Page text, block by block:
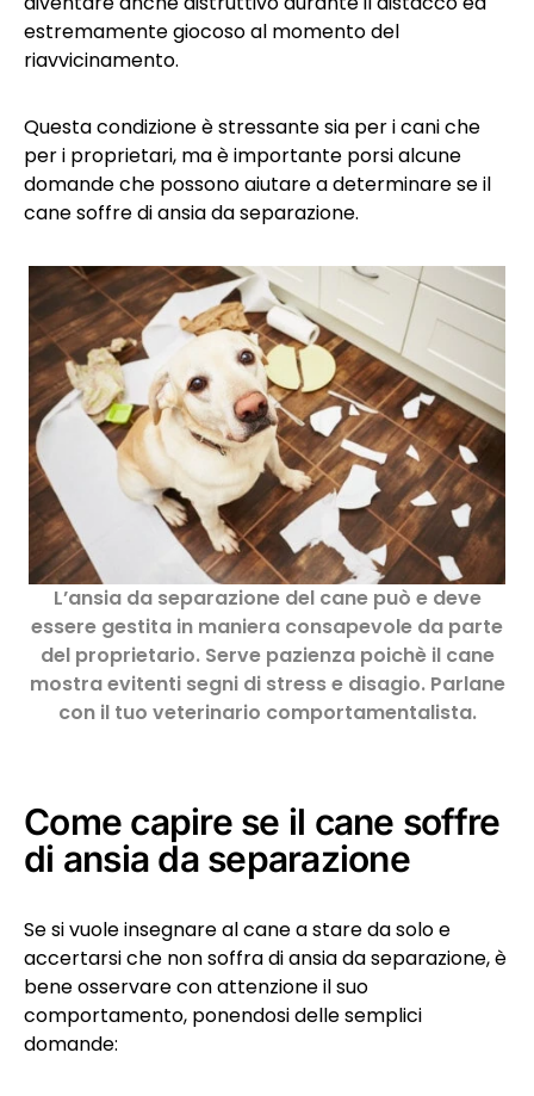
estremamente giocoso al momento del
riavvicinamento.
Questa condizione è stressante sia per i cani che
per i proprietari, ma è importante porsi alcune
domande che possono aiutare a determinare se il
cane soffre di ansia da separazione.
L’ansia da separazione del cane può e deve
essere gestita in maniera consapevole da parte
del proprietario. Serve pazienza poichè il cane
mostra evitenti segni di stress e disagio. Parlane
con il tuo veterinario comportamentalista.
Come capire se il cane soffre
di ansia da separazione
Se si vuole insegnare al cane a stare da solo e
accertarsi che non soffra di ansia da separazione, è
bene osservare con attenzione il suo
comportamento, ponendosi delle semplici
domande: